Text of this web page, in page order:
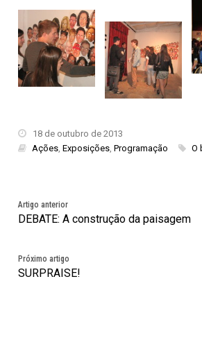
18 de outubro de 2013
Ações ,Exposições ,Programação O
Artigo anterior
DEBATE: A construção da paisagem
Próximo artigo
SURPRAISE!